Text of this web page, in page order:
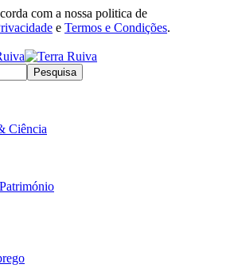
com a nossa politica de
e Termos e Condições.
Ciência